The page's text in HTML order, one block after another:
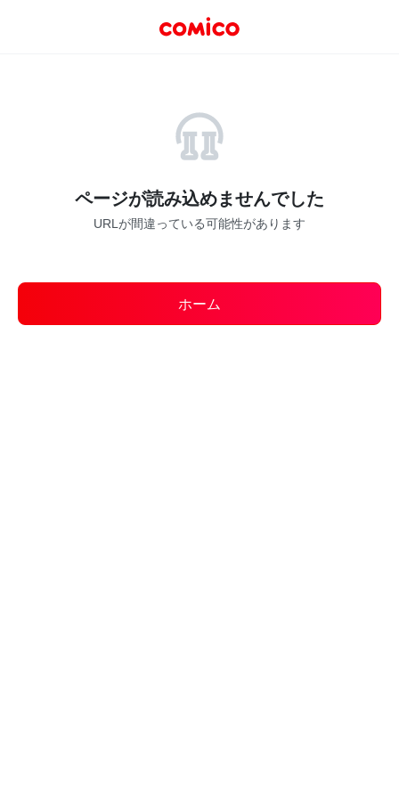
ページが読み込めませんでした
URLが間違っている可能性があります
ホーム